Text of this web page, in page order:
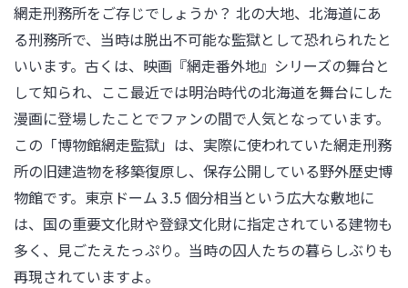
網走刑務所をご存じでしょうか？ 北の大地、北海道にあ
る刑務所で、当時は脱出不可能な監獄として恐れられたと
いいます。古くは、映画『網走番外地』シリーズの舞台と
して知られ、ここ最近では明治時代の北海道を舞台にした
漫画に登場したことでファンの間で人気となっています。
この「博物館網走監獄」は、実際に使われていた網走刑務
所の旧建造物を移築復原し、保存公開している野外歴史博
物館です。東京ドーム 3.5 個分相当という広大な敷地に
は、国の重要文化財や登録文化財に指定されている建物も
多く、見ごたえたっぷり。当時の囚人たちの暮らしぶりも
再現されていますよ。